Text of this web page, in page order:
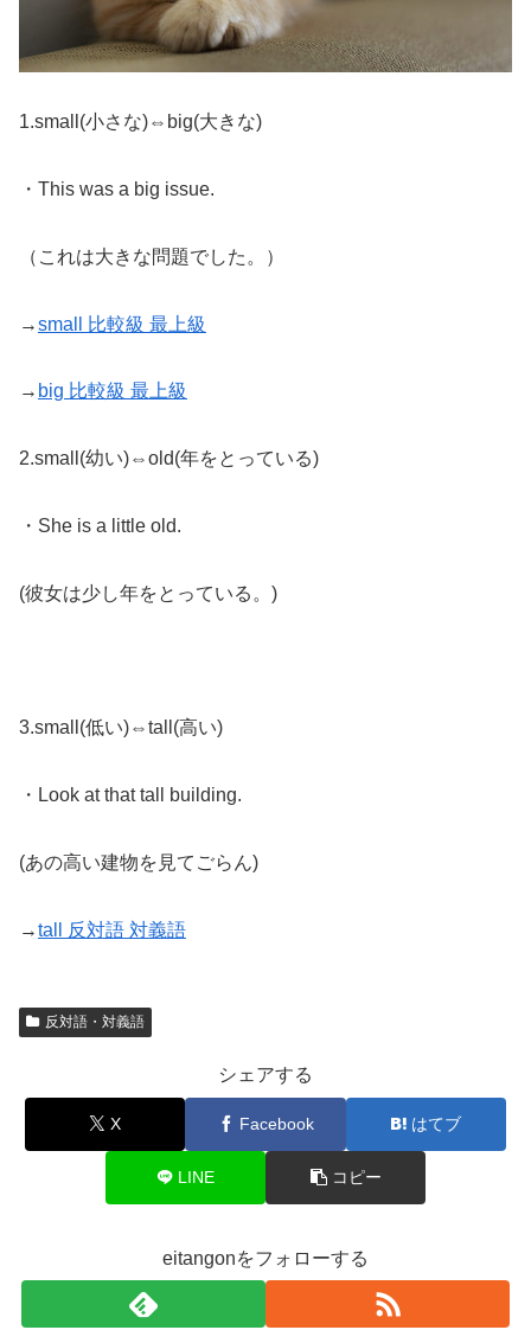
1.small(小さな)⇔big(大きな)
・This was a big issue.
（これは大きな問題でした。）
→small 比較級 最上級
→ big 比較級 最上級
2.small(幼い)⇔old(年をとっている)
・She is a little old.
(彼女は少し年をとっている。)
3.small(低い)⇔tall(高い)
・Look at that tall building.
(あの高い建物を見てごらん)
→tall 反対語 対義語
反対語・対義語
シェアする
X Facebook はてブ
LINE コピー
eitangonをフォローする